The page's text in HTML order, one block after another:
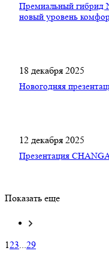
Премиальный гибрид
новый уровень
18 декабря 2025
Новогодняя
12 декабря 2025
Презентация
Показать еще
123 29